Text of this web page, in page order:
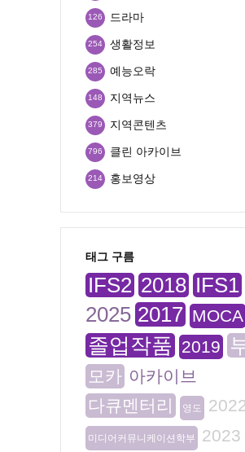
드라마
126
생활정보
254
예능오락
285
지역뉴스
148
지역콘텐츠
379
클린 아카이브
796
홍보영상
214
태그 구름
IFS2 2018 IFS1
2025 2017 MOCA
졸업작품 2019
모카 아카이브
다큐멘터리
영도 2022
미디어커뮤니케이션학부 2023